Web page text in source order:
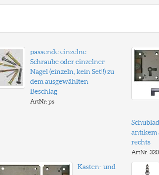
passende einzelne
Schraube oder einzelner
Nagel (einzeln, kein Set!!) zu
dem ausgewählten
Beschlag
ArtNr: ps
antikem
rechts
ArtNr:
Kasten- und